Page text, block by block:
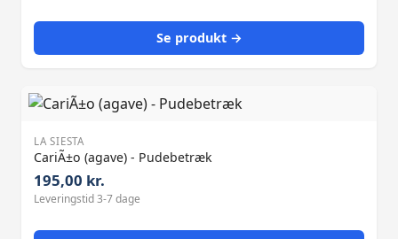
Se produkt →
LA SIESTA
CariÃ±o (agave) - Pudebetræk
195,00 kr.
Leveringstid 3-7 dage